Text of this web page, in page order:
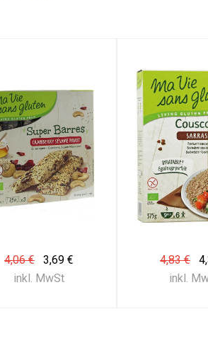
4,06 €
3,69 €
inkl. MwSt
4,83 €
inkl.